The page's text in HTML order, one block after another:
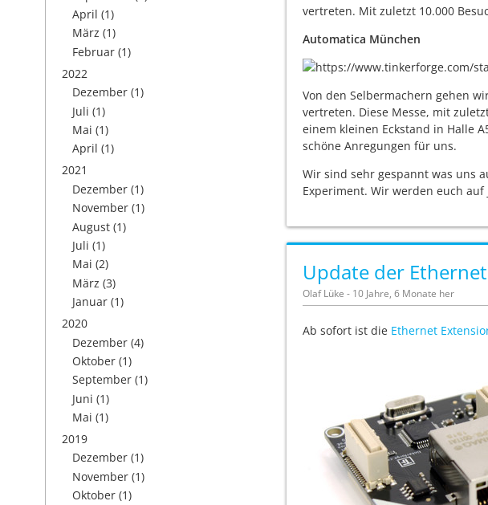
April (1)
März (1)
Februar (1)
2022
Dezember (1)
Juli (1)
Mai (1)
April (1)
2021
Dezember (1)
November (1)
August (1)
Juli (1)
Mai (2)
März (3)
Januar (1)
2020
Dezember (4)
Oktober (1)
September (1)
Juni (1)
Mai (1)
2019
Dezember (1)
November (1)
Oktober (1)
vertreten. Mit zuletzt 10.000
Automatica München
Von den Selbermachern gehen
vertreten. Diese Messe, mit
einem kleinen Eckstand in Halle
schöne Anregungen für uns.
Wir sind sehr gespannt was uns
Experiment. Wir werden euch
Update der
Olaf Lüke - 10 Jahre, 6 Monate her
Ab sofort ist die Ethernet